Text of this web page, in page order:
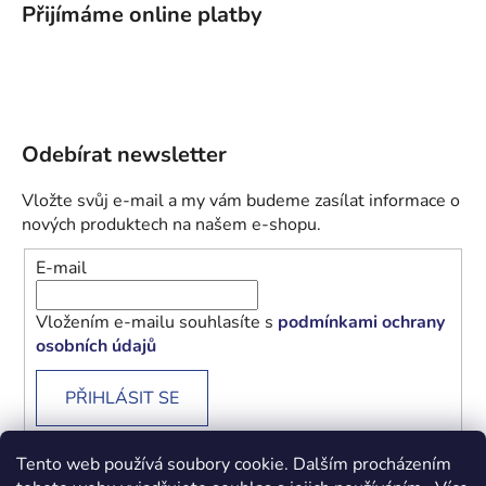
Tento web používá soubory cookie. Dalším procházením
Přijímáme online platby
Odebírat newsletter
Vložte svůj e-mail a my vám budeme zasílat informace o
nových produktech na našem e-shopu.
E-mail
Vložením e-mailu souhlasíte s podmínkami ochrany
osobních údajů
PŘIHLÁSIT SE